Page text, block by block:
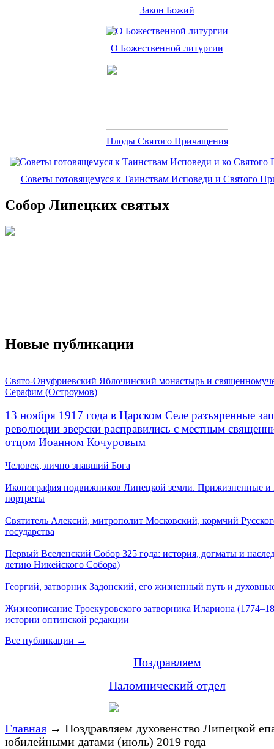
Закон Божий
О Божественной литургии
Плоды Святого Причащения
Советы готовящемуся к Таинствам Исповеди и Святого
Собор Липецких святых
Новые публикации
Свято-Онуфриевский Яблочинский монастырь и
Серафим (Остроумов)
13 ноября 1917 года в Царском Селе разъяренные
революции зверски расправились с местным
отцом Иоанном Кочуровым
Человек, лично знавший Бога
Иконография подвижников Липецкой земли. Прижизненные и
портреты
Святитель Алексий, митрополит Московский, кормчий
государства
Первый Вселенский Собор 325 года: история, догматы и
летию Никейского Собора)
Георгий, затворник Задонский, его жизненный путь и
Жизнеописание Троекуровского затворника Илариона
истории оптинской редакции
Все публикации →
Поздравляем
Паломнический отдел
Главная → Поздравляем духовенство Липецкой
юбилейными датами (июль) 2019 года